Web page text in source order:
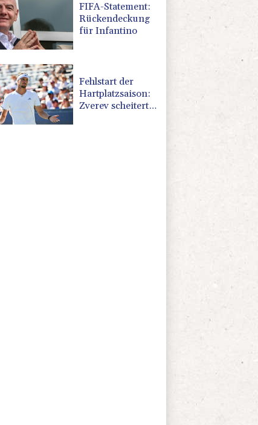
FIFA-Statement:
Rückendeckung
für Infantino
Fehlstart der
Hartplatzsaison:
Zverev scheitert